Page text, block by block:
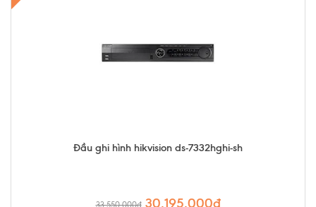
Đầu ghi hình hikvision ds-7332hghi-sh
33.550.000₫ 30.195.000₫